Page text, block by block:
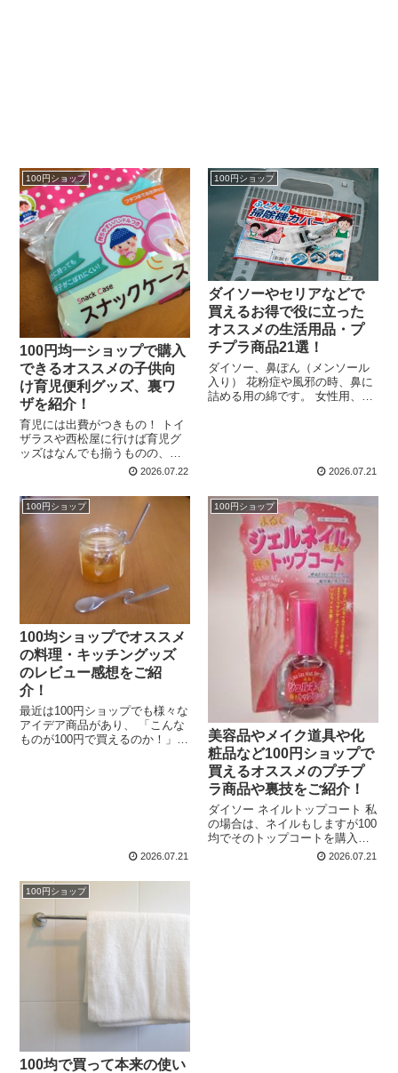
100円ショップ
100円均一ショップで購入
できるオススメの子供向
け育児便利グッズ、裏ワ
ザを紹介！
育児には出費がつきもの！ トイ
ザラスや西松屋に行けば育児グ
ッズはなんでも揃うものの、実
は100円ショップにも多くのもの
たか？ 私はよくあるのですが、
先日トイザらスなどで買ったも
のの、後で100円ショップで...
2026.07.22
100円ショップ
ダイソーやセリアなどで
買えるお得で役に立った
オススメの生活用品・プ
チプラ商品21選！
ダイソー、鼻ぽん（メンソール
入り） 花粉症や風邪の時、鼻に
詰める用の綿です。 女性用、男
夜も鼻詰まりで眠れま...2026.07.21
100円ショップ
100均ショップでオススメ
の料理・キッチングッズ
のレビュー感想をご紹
介！
最近は100円ショップでも様々な
アイデア商品があり、 「こんな
ものが100円で買えるのか！」と
2026.07.21
100円ショップ
美容品やメイク道具や化
粧品など100円ショップで
買えるオススメのプチプ
ラ商品や裏技をご紹介！
ダイソー ネイルトップコート 私
の場合は、ネイルもしますが100
均でそのトップコートを購入し
たのは小物入れのラメがハゲな
2026.07.21
100円ショップ
100均で買って本来の使い